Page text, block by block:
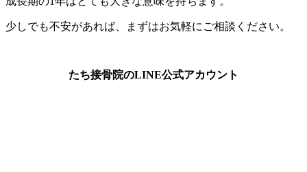
少しでも不安があれば、まずはお気軽にご相談ください。
たち接骨院のLINE公式アカウント